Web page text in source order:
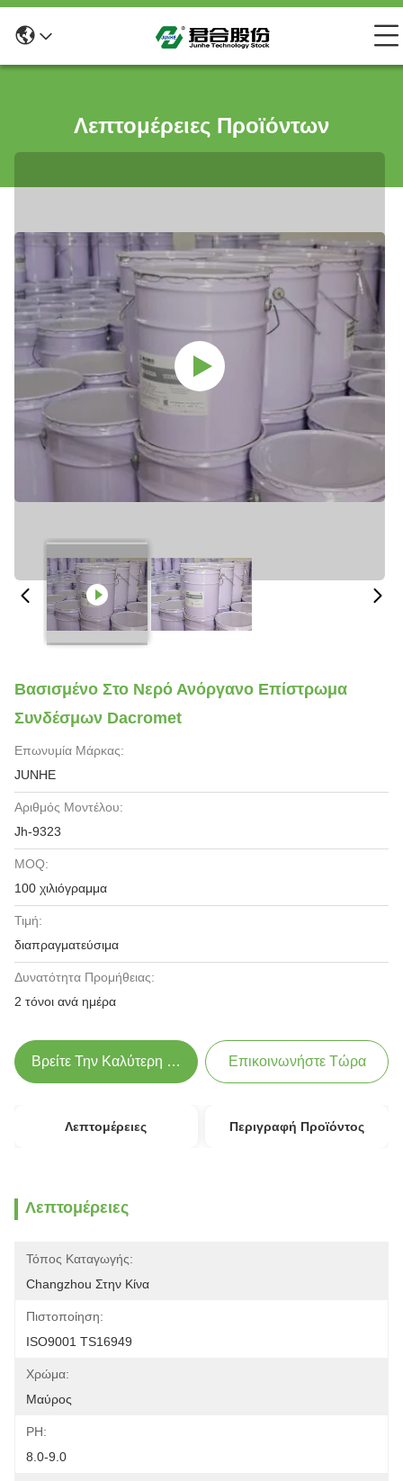
Λεπτομέρειες Προϊόντων
Βασισμένο Στο Νερό Ανόργανο Επίστρωμα
Συνδέσμων Dacromet
Επωνυμία Μάρκας:
JUNHE
Αριθμός Μοντέλου:
Jh-9323
MOQ:
100 χιλιόγραμμα
Τιμή:
διαπραγματεύσιμα
Δυνατότητα Προμήθειας:
2 τόνοι ανά ημέρα
Βρείτε Την Καλύτερη Τιμή Επικοινωνήστε Τώρα
Λεπτομέρειες Περιγραφή Προϊόντος
Λεπτομέρειες
Τόπος Καταγωγής:
Changzhou Στην Κίνα
Πιστοποίηση:
ISO9001 TS16949
Χρώμα:
Μαύρος
PH:
8.0-9.0